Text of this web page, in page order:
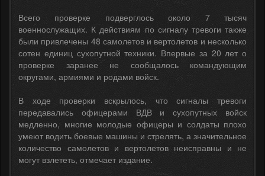
Всего проверке подверглось около 7 тысяч
военнослужащих. К действиям по сигналу тревоги также
были привлечены 48 самолетов и вертолетов и несколько
сотен единиц сухопутной техники. Впервые за 20 лет о
проверке заранее не сообщалось командующим
округами, армиями и родами войск.
В ходе проверки вскрылось, что сигналы тревоги
передавались офицерами ВДВ и сухопутных войск
медленно, многие молодые офицеры и солдаты плохо
умеют водить боевые машины и стрелять, а значительное
количество самолетов и вертолетов неисправны и не
могут взлететь, отмечает издание.